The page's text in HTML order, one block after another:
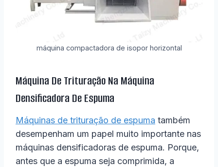
máquina compactadora de isopor horizontal
Máquina De Trituração Na Máquina
Densificadora De Espuma
Máquinas de trituração de espuma também
desempenham um papel muito importante nas
máquinas densificadoras de espuma. Porque,
antes que a espuma seja comprimida, a